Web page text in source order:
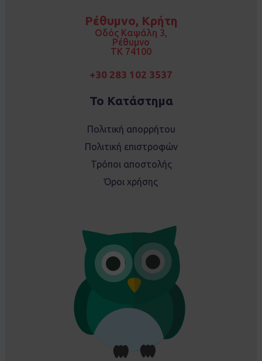
o
k
r
a
m
Ρέθυμνο, Κρήτη
Οδός Καψάλη 3,
Ρέθυμνο
TK 74100
+30 283 102 3537
Το Κατάστημα
Πολιτική απορρήτου
Πολιτική επιστροφών
Τρόποι αποστολής
Όροι χρήσης